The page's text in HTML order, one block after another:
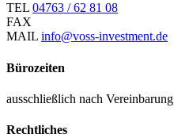
TEL 04763 / 62 81 08
FAX
MAIL info@voss-investment.de
Bürozeiten
ausschließlich nach Vereinbarung
Rechtliches